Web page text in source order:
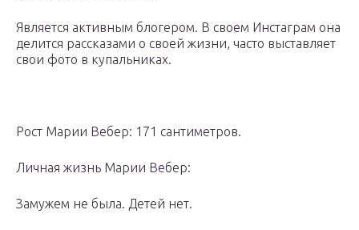
Является активным блогером. В своем Инстаграм она
делится рассказами о своей жизни, часто выставляет
свои фото в купальниках.
Рост Марии Вебер: 171 сантиметров.
Личная жизнь Марии Вебер:
Замужем не была. Детей нет.